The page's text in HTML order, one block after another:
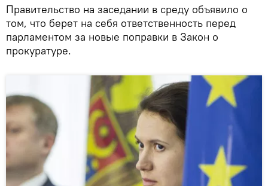
Правительство на заседании в среду объявило о
том, что берет на себя ответственность перед
парламентом за новые поправки в Закон о
прокуратуре.